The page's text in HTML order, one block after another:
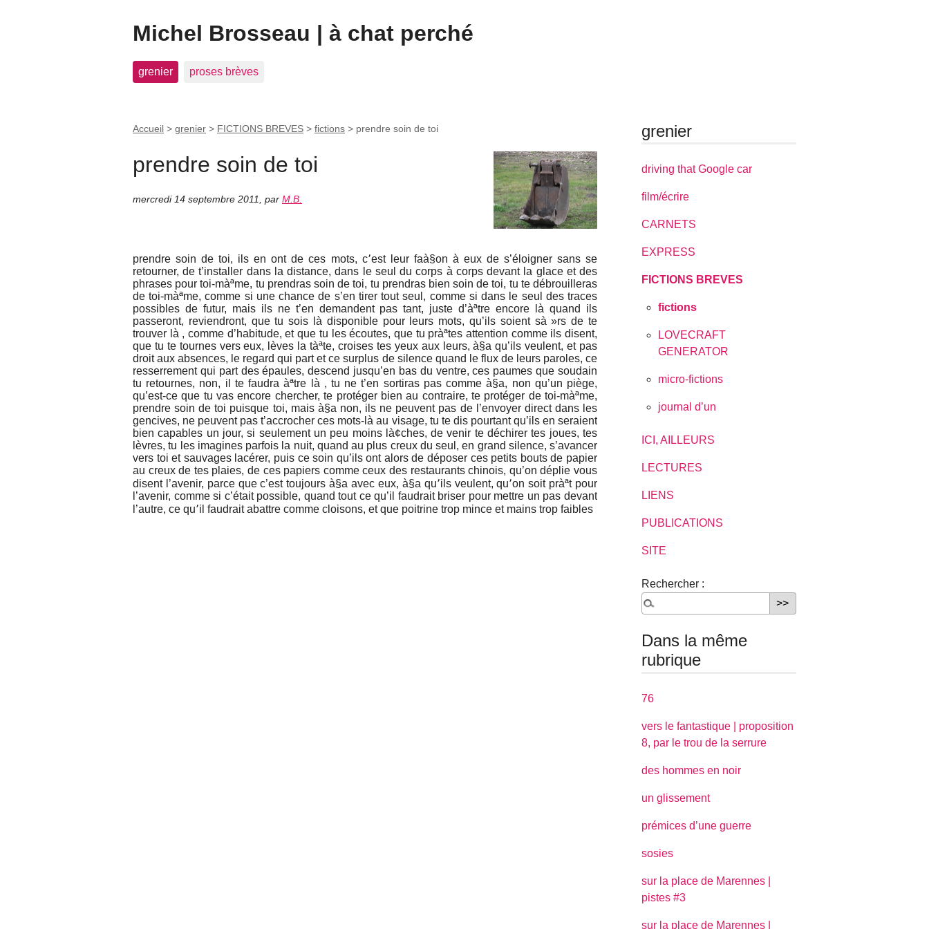
Michel Brosseau | à chat perché
grenier proses brèves
Accueil > grenier > FICTIONS BREVES > fictions > prendre soin de toi
prendre soin de toi
mercredi 14 septembre 2011 par M.B.
prendre soin de toi, ils en ont de ces mots, c՚est leur faà§on à eux de s’éloigner sans se
retourner, de t’installer dans la distance, dans le seul du corps à corps devant la glace et des
phrases pour toi-màªme, tu prendras soin de toi, tu prendras bien soin de toi, tu te débrouilleras
de toi-màªme, comme si une chance de s’en tirer tout seul, comme si dans le seul des traces
possibles de futur, mais ils ne t’en demandent pas tant, juste d’àªtre encore là quand ils
passeront, reviendront, que tu sois là disponible pour leurs mots, qu’ils soient sà »rs de te
trouver là , comme d’habitude, et que tu les écoutes, que tu pràªtes attention comme ils disent,
que tu te tournes vers eux, lèves la tàªte, croises tes yeux aux leurs, à§a qu’ils veulent, et pas
droit aux absences, le regard qui part et ce surplus de silence quand le flux de leurs paroles, ce
resserrement qui part des épaules, descend jusqu’en bas du ventre, ces paumes que soudain
tu retournes, non, il te faudra àªtre là , tu ne t’en sortiras pas comme à§a, non qu’un piège,
qu’est-ce que tu vas encore chercher, te protéger bien au contraire, te protéger de toi-màªme,
prendre soin de toi puisque toi, mais à§a non, ils ne peuvent pas de l’envoyer direct dans les
gencives, ne peuvent pas t’accrocher ces mots-là au visage, tu te dis pourtant qu’ils en seraient
bien capables un jour, si seulement un peu moins là¢ches, de venir te déchirer tes joues, tes
lèvres, tu les imagines parfois la nuit, quand au plus creux du seul, en grand silence, s’avancer
vers toi et sauvages lacérer, puis ce soin qu’ils ont alors de déposer ces petits bouts de papier
au creux de tes plaies, de ces papiers comme ceux des restaurants chinois, qu’on déplie vous
disent l’avenir, parce que c’est toujours à§a avec eux, à§a qu՚ils veulent, qu՚on soit pràªt pour
l’avenir, comme si c’était possible, quand tout ce qu’il faudrait briser pour mettre un pas devant
l’autre, ce qu՚il faudrait abattre comme cloisons, et que poitrine trop mince et mains trop faibles
grenier
driving that Google car
film/écrire
CARNETS
EXPRESS
FICTIONS BREVES
fictions
LOVECRAFT
GENERATOR
micro-fictions
journal d’un
ICI, AILLEURS
LECTURES
LIENS
PUBLICATIONS
SITE
Rechercher :
Dans la même
rubrique
76
vers le fantastique | proposition
8, par le trou de la serrure
des hommes en noir
un glissement
prémices d’une guerre
sosies
sur la place de Marennes |
pistes #3
sur la place de Marennes |